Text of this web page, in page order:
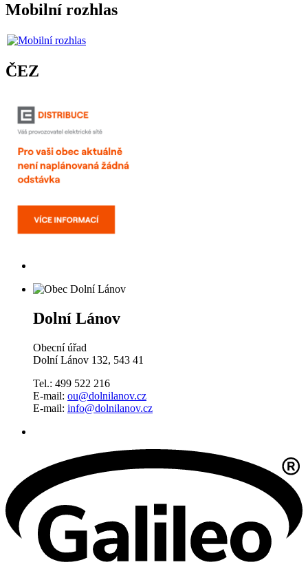
Mobilní rozhlas
ČEZ
Dolní Lánov
Obecní úřad
Dolní Lánov 132, 543 41
Tel.: 499 522 216
E-mail: ou@dolnilanov.cz
E-mail: info@dolnilanov.cz